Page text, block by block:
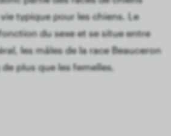
typique pour les chiens. Le
du sexe et se situe entre
les mâles de la race Beauceron
plus que les femelles.